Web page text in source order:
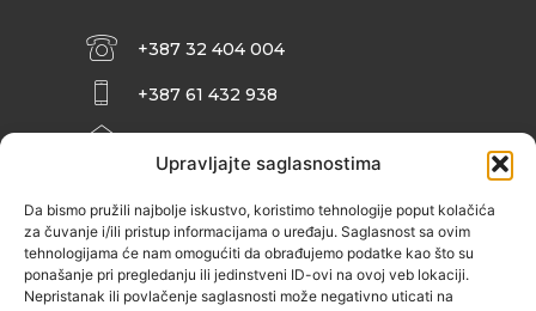
Upravljajte saglasnostima
Da bismo pružili najbolje iskustvo, koristimo tehnologije poput kolačića
za čuvanje i/ili pristup informacijama o uređaju. Saglasnost sa ovim
tehnologijama će nam omogućiti da obrađujemo podatke kao što su
ponašanje pri pregledanju ili jedinstveni ID-ovi na ovoj veb lokaciji.
Nepristanak ili povlačenje saglasnosti može negativno uticati na
+387 32 404 004
+387 61 432 938
ZENIČANKA, 3. SPRAT), 72000 ZENICA